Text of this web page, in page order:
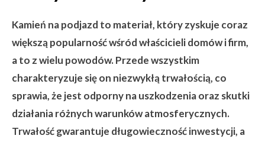
Kamień na podjazd to materiał, który zyskuje coraz
większą popularność wśród właścicieli domów i firm,
a to z wielu powodów. Przede wszystkim
charakteryzuje się on niezwykłą trwałością, co
sprawia, że jest odporny na uszkodzenia oraz skutki
działania różnych warunków atmosferycznych.
Trwałość gwarantuje długowieczność inwestycji, a